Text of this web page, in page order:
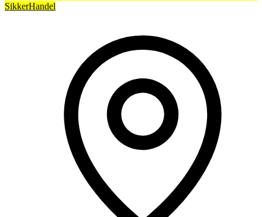
SikkerHandel